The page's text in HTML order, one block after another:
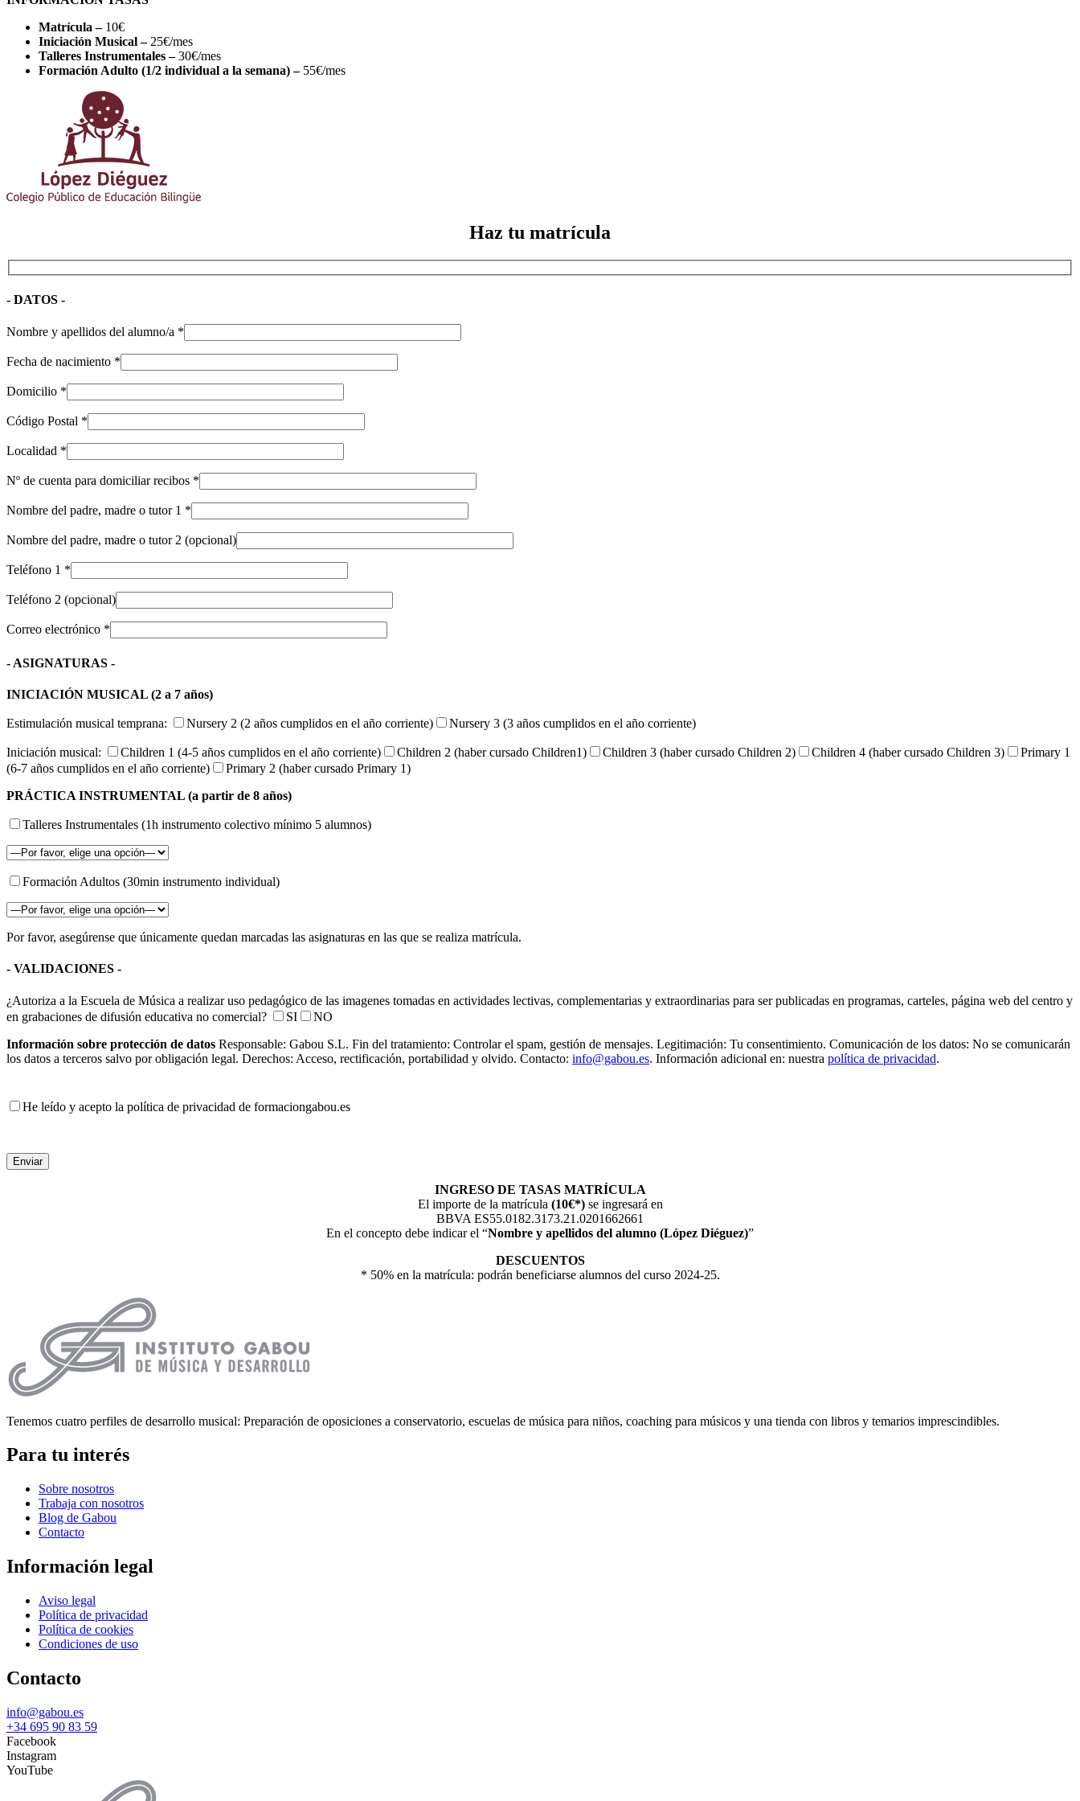
Matrícula – 10€
Iniciación Musical – 25€/mes
Talleres Instrumentales – 30€/mes
Formación Adulto (1/2 individual a la semana) – 55€/mes
Haz tu matrícula
- DATOS -
Nombre y apellidos del alumno/a *
Fecha de nacimiento *
Domicilio *
Código Postal *
Localidad *
Nº de cuenta para domiciliar recibos *
Nombre del padre, madre o tutor 1 *
Nombre del padre, madre o tutor 2 (opcional)
Teléfono 1 *
Teléfono 2 (opcional)
Correo electrónico *
- ASIGNATURAS -
INICIACIÓN MUSICAL (2 a 7 años)
Estimulación musical temprana: Nursery 2 (2 años cumplidos en el año corriente) Nursery 3 (3 años cumplidos en el año corriente)
Iniciación musical: Children 1 (4-5 años cumplidos en el año corriente) Children 2 (haber cursado Children1) Children 3 (haber cursado Children 2) Children 4 (haber cursado Children 3)
Primary 1
(6-7 años cumplidos en el año corriente)
Primary 2 (haber cursado Primary 1)
PRÁCTICA INSTRUMENTAL (a partir de 8 años)
Talleres Instrumentales (1h instrumento colectivo mínimo 5 alumnos)
Formación Adultos (30min instrumento individual)
Por favor, asegúrense que únicamente quedan marcadas las asignaturas en las que se realiza matrícula.
- VALIDACIONES -
¿Autoriza a la Escuela de Música a realizar uso pedagógico de las imagenes tomadas en actividades lectivas, complementarias y extraordinarias para ser publicadas en programas, carteles, página web del centro y
en grabaciones de difusión educativa no comercial?
SI
NO
Información sobre protección de datos Responsable: Gabou S.L. Fin del tratamiento: Controlar el spam, gestión de mensajes. Legitimación: Tu consentimiento. Comunicación de los datos: No se comunicarán
los datos a terceros salvo por obligación legal. Derechos: Acceso, rectificación, portabilidad y olvido. Contacto: info@gabou.es. Información adicional en: nuestra política de privacidad.
He leído y acepto la política de privacidad de formaciongabou.es
INGRESO DE TASAS MATRÍCULA
El importe de la matrícula (10€*)se ingresará en
BBVA ES55.0182.3173.21.0201662661
En el concepto debe indicar el “Nombre y apellidos del alumno (López Diéguez)”
DESCUENTOS
* 50% en la matrícula: podrán beneficiarse alumnos del curso 2024-25.
Tenemos cuatro perfiles de desarrollo musical: Preparación de oposiciones a conservatorio, escuelas de música para niños, coaching para músicos y una tienda con libros y temarios imprescindibles.
Para tu interés
Sobre nosotros
Trabaja con nosotros
Blog de Gabou
Contacto
Información legal
Aviso legal
Política de privacidad
Política de cookies
Condiciones de uso
Contacto
info@gabou.es
+34 695 90 83 59
Facebook
Instagram
YouTube